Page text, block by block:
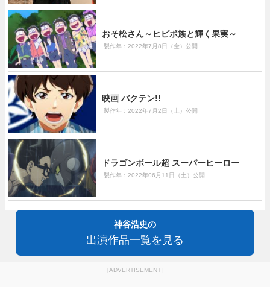
おそ松さん～ヒピポ族と輝く果実～
製作年：2022年7月8日（金）公開
映画 バクテン!!
製作年：2022年7月2日（土）公開
ドラゴンボール超 スーパーヒーロー
製作年：2022年06月11日（土）公開
神谷浩史の
出演作品一覧を見る
[ADVERTISEMENT]